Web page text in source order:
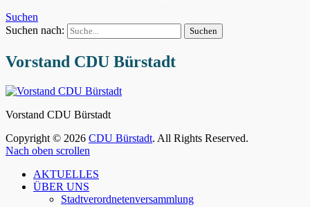
Suchen
Suchen nach:
Vorstand CDU Bürstadt
Vorstand CDU Bürstadt
Copyright © 2026 CDU Bürstadt. All Rights Reserved.
Nach oben scrollen
AKTUELLES
ÜBER UNS
Stadtverordnetenversammlung